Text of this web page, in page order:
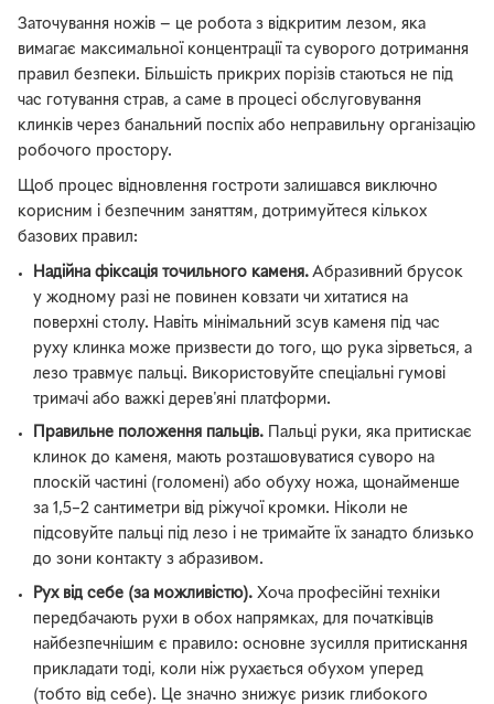
Заточування ножів — це робота з відкритим лезом, яка
вимагає максимальної концентрації та суворого дотримання
правил безпеки. Більшість прикрих порізів стаються не під
час готування страв, а саме в процесі обслуговування
клинків через банальний поспіх або неправильну організацію
робочого простору.
Щоб процес відновлення гостроти залишався виключно
корисним і безпечним заняттям, дотримуйтеся кількох
базових правил:
Надійна фіксація точильного каменя. Абразивний брусок
у жодному разі не повинен ковзати чи хитатися на
поверхні столу. Навіть мінімальний зсув каменя під час
руху клинка може призвести до того, що рука зірветься, а
лезо травмує пальці. Використовуйте спеціальні гумові
тримачі або важкі дерев'яні платформи.
Правильне положення пальців. Пальці руки, яка притискає
клинок до каменя, мають розташовуватися суворо на
плоскій частині (голомені) або обуху ножа, щонайменше
за 1,5–2 сантиметри від ріжучої кромки. Ніколи не
підсовуйте пальці під лезо і не тримайте їх занадто близько
до зони контакту з абразивом.
Рух від себе (за можливістю). Хоча професійні техніки
передбачають рухи в обох напрямках, для початківців
найбезпечнішим є правило: основне зусилля притискання
прикладати тоді, коли ніж рухається обухом уперед
(тобто від себе). Це значно знижує ризик глибокого